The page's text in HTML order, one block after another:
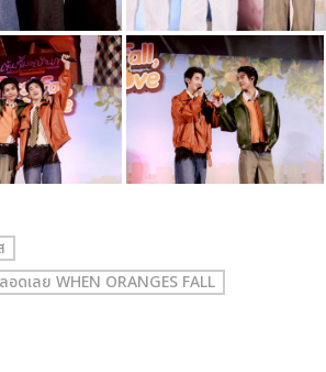
เลย WHEN ORANGES FALL